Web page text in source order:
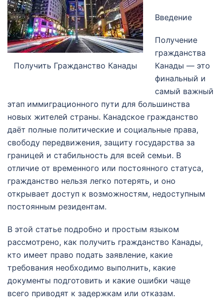
Получить Гражданство Канады
Введение
Получение
гражданства
Канады — это
финальный и
самый важный
этап иммиграционного пути для большинства
новых жителей страны. Канадское гражданство
даёт полные политические и социальные права,
свободу передвижения, защиту государства за
границей и стабильность для всей семьи. В
отличие от временного или постоянного статуса,
гражданство нельзя легко потерять, и оно
открывает доступ к возможностям, недоступным
постоянным резидентам.
В этой статье подробно и простым языком
рассмотрено, как получить гражданство Канады,
кто имеет право подать заявление, какие
требования необходимо выполнить, какие
документы подготовить и какие ошибки чаще
всего приводят к задержкам или отказам.